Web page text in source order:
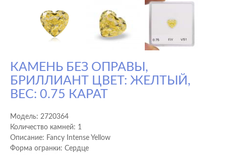
КАМЕНЬ БЕЗ ОПРАВЫ,
БРИЛЛИАНТ ЦВЕТ: ЖЕЛТЫЙ,
ВЕС: 0.75 КАРАТ
Модель: 2720364
Количество камней: 1
Описание: Fancy Intense Yellow
Форма огранки: Сердце